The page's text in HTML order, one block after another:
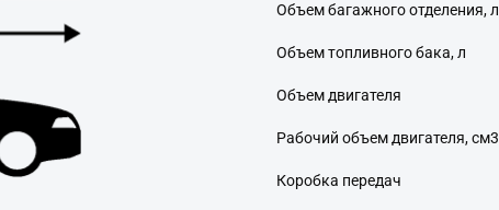
Объем багажного отделения, л
Объем топливного бака, л
Объем двигателя
Рабочий объем двигателя, см3
Коробка передач